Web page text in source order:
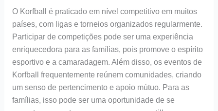
O Korfball é praticado em nível competitivo em muitos
países, com ligas e torneios organizados regularmente.
Participar de competições pode ser uma experiência
enriquecedora para as famílias, pois promove o espírito
esportivo e a camaradagem. Além disso, os eventos de
Korfball frequentemente reúnem comunidades, criando
um senso de pertencimento e apoio mútuo. Para as
famílias, isso pode ser uma oportunidade de se